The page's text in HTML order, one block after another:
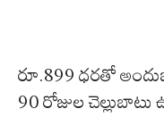
రూ.899 ధరతో
90 రోజుల చెల్లుబాటు